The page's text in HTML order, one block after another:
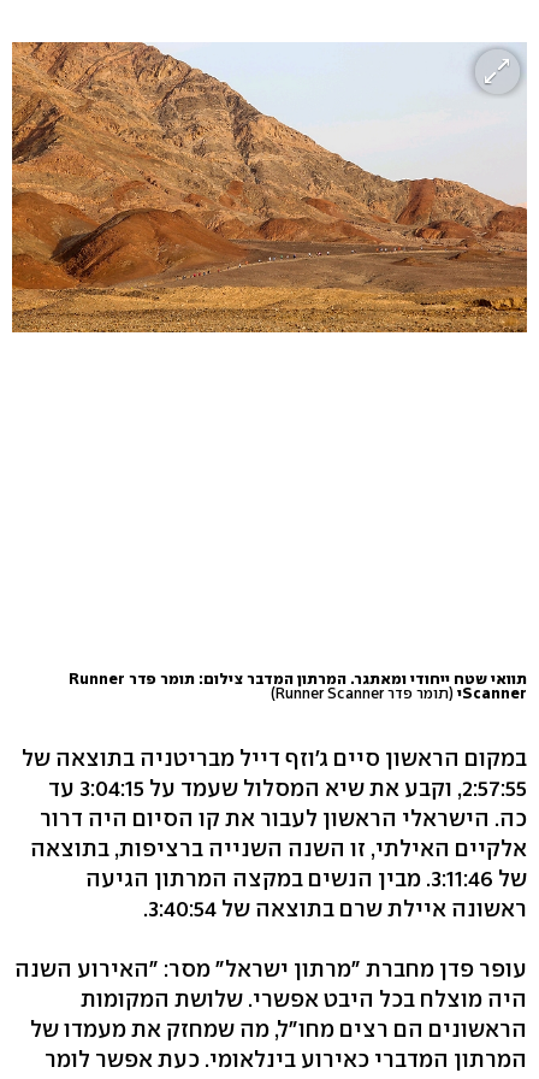
תוואי שטח ייחודי ומאתגר. המרתון המדבר צילום: תומר פדר Runner
Scannerי (תומר פדר Runner Scanner)
במקום הראשון סיים ג'וזף דייל מבריטניה בתוצאה של
2:57:55, וקבע את שיא המסלול שעמד על 3:04:15 עד
כה. הישראלי הראשון לעבור את קו הסיום היה דרור
אלקיים האילתי, זו השנה השנייה ברציפות, בתוצאה
של 3:11:46. מבין הנשים במקצה המרתון הגיעה
ראשונה איילת שרם בתוצאה של 3:40:54.
עופר פדן מחברת "מרתון ישראל" מסר: "האירוע השנה
היה מוצלח בכל היבט אפשרי. שלושת המקומות
הראשונים הם רצים מחו"ל, מה שמחזק את מעמדו של
המרתון המדברי כאירוע בינלאומי. כעת אפשר לומר